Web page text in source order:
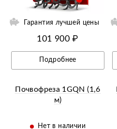
Гарантия лучшей цены
101 900 ₽
Подробнее
Почвофреза 1GQN (1,6
м)
Нет в наличии